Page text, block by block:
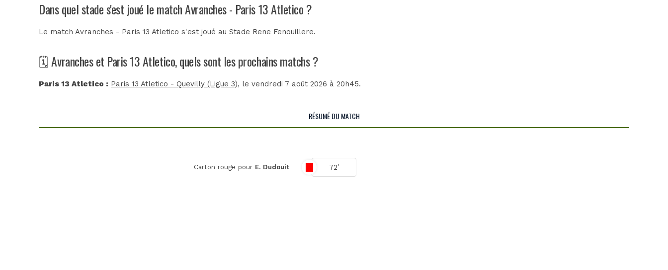
Dans quel stade s'est joué le match Avranches - Paris 13 Atletico ?
Le match Avranches - Paris 13 Atletico s'est joué auStade Rene Fenouillere.
🗓️ Avranches et Paris 13 Atletico, quels sont les prochains matchs ?
Paris 13 Atletico : Paris 13 Atletico - Quevilly (Ligue 3), le vendredi 7 août 2026 à 20h45.
RÉSUMÉ DU MATCH
72'
Carton rouge pour E. Dudouit